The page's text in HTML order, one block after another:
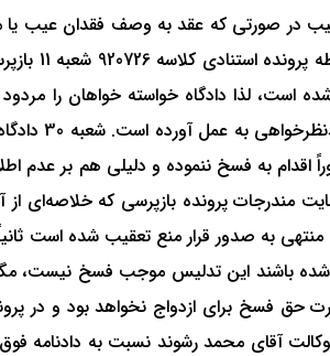
در صورتی که عقد به وصف فقدان عیب یا
است، لذا دادگاه خواسته خواهان را
دعوی نامبرده صادر و اعلام
فوراً اقدام به فسخ ننموده و دلیلی هم بر
مندرجات پرونده بازپرسی که خلاصه‌ای
منتهی به صدور قرار منع تعقیب شده است
باشند این تدلیس موجب فسخ نیست،
فسخ برای ازدواج نخواهد بود و در
آقای محمد رشوند نسبت به دادنامه